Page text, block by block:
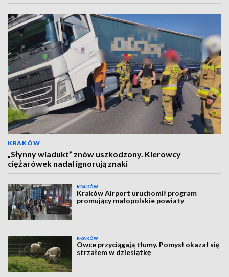
KRAKÓW
„Słynny wiadukt” znów uszkodzony. Kierowcy
ciężarówek nadal ignorują znaki
KRAKÓW
Kraków Airport uruchomił program
promujący małopolskie powiaty
KRAKÓW
Owce przyciągają tłumy. Pomysł okazał się
strzałem w dziesiątkę